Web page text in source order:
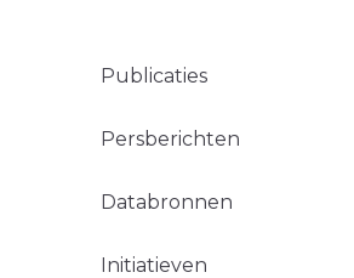
Publicaties
Persberichten
Databronnen
Initiatieven